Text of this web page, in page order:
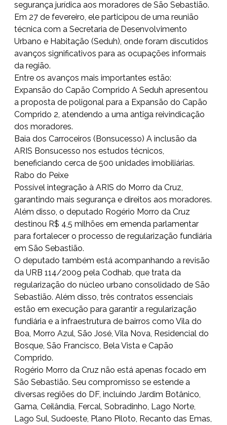
segurança jurídica aos moradores de São Sebastião.
Em 27 de fevereiro, ele participou de uma reunião
técnica com a Secretaria de Desenvolvimento
Urbano e Habitação (Seduh), onde foram discutidos
avanços significativos para as ocupações informais
da região.
Entre os avanços mais importantes estão:
Expansão do Capão Comprido A Seduh apresentou
a proposta de poligonal para a Expansão do Capão
Comprido 2, atendendo a uma antiga reivindicação
dos moradores.
Baia dos Carroceiros (Bonsucesso) A inclusão da
ARIS Bonsucesso nos estudos técnicos,
beneficiando cerca de 500 unidades imobiliárias.
Rabo do Peixe
Possível integração à ARIS do Morro da Cruz,
garantindo mais segurança e direitos aos moradores.
Além disso, o deputado Rogério Morro da Cruz
destinou R$ 4,5 milhões em emenda parlamentar
para fortalecer o processo de regularização fundiária
em São Sebastião.
O deputado também está acompanhando a revisão
da URB 114/2009 pela Codhab, que trata da
regularização do núcleo urbano consolidado de São
Sebastião. Além disso, três contratos essenciais
estão em execução para garantir a regularização
fundiária e a infraestrutura de bairros como Vila do
Boa, Morro Azul, São José, Vila Nova, Residencial do
Bosque, São Francisco, Bela Vista e Capão
Comprido.
Rogério Morro da Cruz não está apenas focado em
São Sebastião. Seu compromisso se estende a
diversas regiões do DF, incluindo Jardim Botânico,
Gama, Ceilândia, Fercal, Sobradinho, Lago Norte,
Lago Sul, Sudoeste, Plano Piloto, Recanto das Emas,